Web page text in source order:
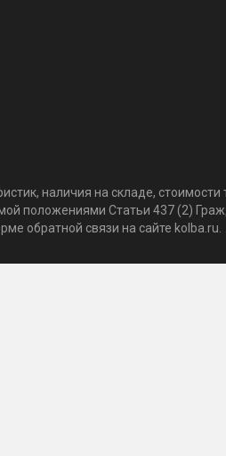
наличия на складе,
положениями Статьи 437 (2)
обратной связи на сайте kolba.ru.